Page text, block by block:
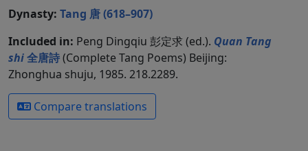
Dynasty: Tang 唐 (618–907)
Included in: Peng Dingqiu 彭定求 (ed.). Quan Tang
shi全唐詩(Complete Tang Poems) Beijing:
Zhonghua shuju, 1985. 218.2289.
Compare translations